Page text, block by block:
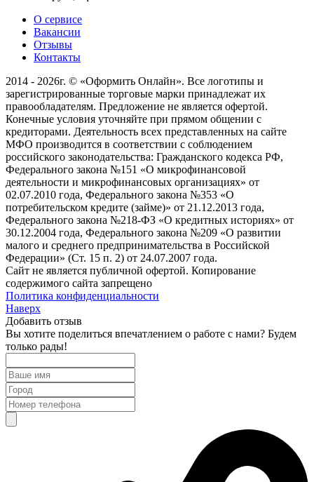
О сервисе
Вакансии
Отзывы
Контакты
2014 - 2026г. © «Оформить Онлайн». Все логотипы и
зарегистрированные торговые марки принадлежат их
правообладателям. Предложение не является офертой.
Конечные условия уточняйте при прямом общении с
кредиторами. Деятельность всех представленных на сайте
МФО производится в соответствии с соблюдением
российского законодательства: Гражданского кодекса РФ,
Федерального закона №151 «О микрофинансовой
деятельности и микрофинансовых организациях» от
02.07.2010 года, Федерального закона №353 «О
потребительском кредите (займе)» от 21.12.2013 года,
Федерального закона №218-ФЗ «О кредитных историях» от
30.12.2004 года, Федерального закона №209 «О развитии
малого и среднего предпринимательства в Российской
Федерации» (Ст. 15 п. 2) от 24.07.2007 года.
Сайт не является публичной офертой. Копирование
содержимого сайта запрещено
Политика конфиденциальности
Наверх
Добавить отзыв
Вы хотите поделиться впечатлением о работе с нами? Будем
только рады!